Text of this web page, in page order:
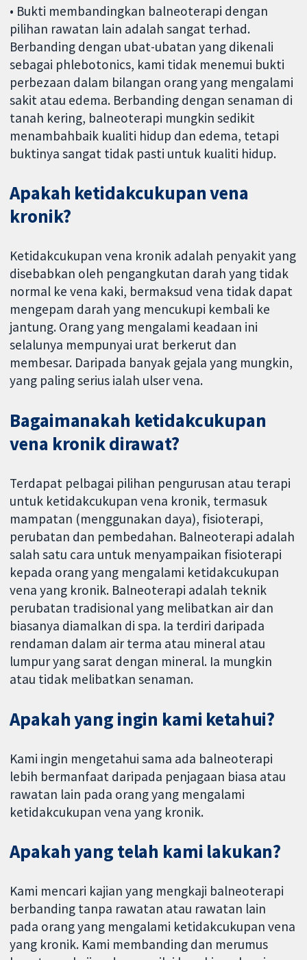
• Bukti membandingkan balneoterapi dengan
pilihan rawatan lain adalah sangat terhad.
Berbanding dengan ubat-ubatan yang dikenali
sebagai phlebotonics, kami tidak menemui bukti
perbezaan dalam bilangan orang yang mengalami
sakit atau edema. Berbanding dengan senaman di
tanah kering, balneoterapi mungkin sedikit
menambahbaik kualiti hidup dan edema, tetapi
buktinya sangat tidak pasti untuk kualiti hidup.
Apakah ketidakcukupan vena
kronik?
Ketidakcukupan vena kronik adalah penyakit yang
disebabkan oleh pengangkutan darah yang tidak
normal ke vena kaki, bermaksud vena tidak dapat
mengepam darah yang mencukupi kembali ke
jantung. Orang yang mengalami keadaan ini
selalunya mempunyai urat berkerut dan
membesar. Daripada banyak gejala yang mungkin,
yang paling serius ialah ulser vena.
Bagaimanakah ketidakcukupan
vena kronik dirawat?
Terdapat pelbagai pilihan pengurusan atau terapi
untuk ketidakcukupan vena kronik, termasuk
mampatan (menggunakan daya), fisioterapi,
perubatan dan pembedahan. Balneoterapi adalah
salah satu cara untuk menyampaikan fisioterapi
kepada orang yang mengalami ketidakcukupan
vena yang kronik. Balneoterapi adalah teknik
perubatan tradisional yang melibatkan air dan
biasanya diamalkan di spa. Ia terdiri daripada
rendaman dalam air terma atau mineral atau
lumpur yang sarat dengan mineral. Ia mungkin
atau tidak melibatkan senaman.
Apakah yang ingin kami ketahui?
Kami ingin mengetahui sama ada balneoterapi
lebih bermanfaat daripada penjagaan biasa atau
rawatan lain pada orang yang mengalami
ketidakcukupan vena yang kronik.
Apakah yang telah kami lakukan?
Kami mencari kajian yang mengkaji balneoterapi
berbanding tanpa rawatan atau rawatan lain
pada orang yang mengalami ketidakcukupan vena
yang kronik. Kami membanding dan merumus